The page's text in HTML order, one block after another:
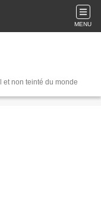
MENU
tableaux et objets de décoration en sable naturel et non teinté du monde